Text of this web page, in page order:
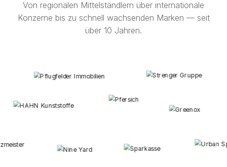
Von regionalen Mittelständlern über internationale
Konzerne bis zu schnell wachsenden Marken — seit
über 10 Jahren.